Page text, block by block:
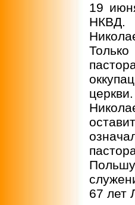
19
НКВД.
67 лет